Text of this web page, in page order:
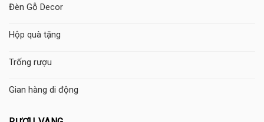
Đèn Gỗ Decor
Hộp quà tặng
Trống rượu
Gian hàng di động